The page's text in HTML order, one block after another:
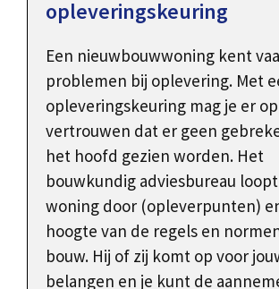
opleveringskeuring
Een nieuwbouwwoning kent
problemen bij oplevering. Met
opleveringskeuring mag je er op
vertrouwen dat er geen
het hoofd gezien worden. Het
bouwkundig adviesbureau
woning door (opleverpunten)
hoogte van de regels en
bouw. Hij of zij komt op voor
belangen en je kunt de